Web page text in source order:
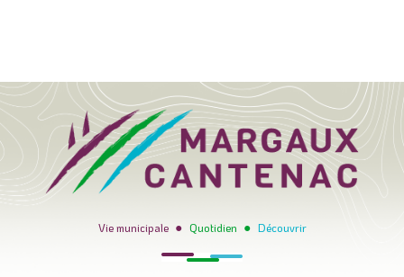
Vie municipale ● Quotidien ● Découvrir